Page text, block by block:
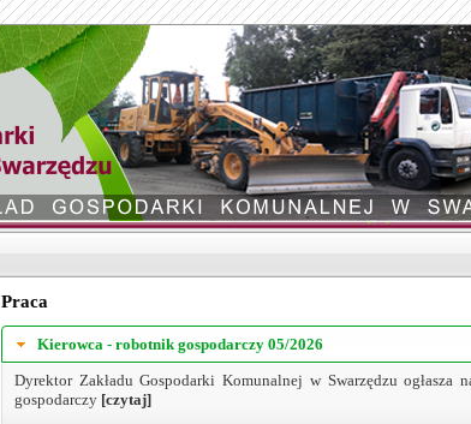
Praca
Kierowca - robotnik gospodarczy 05/2026
Dyrektor Zakładu Gospodarki Komunalnej w Swarzędzu
gospodarczy [czytaj]